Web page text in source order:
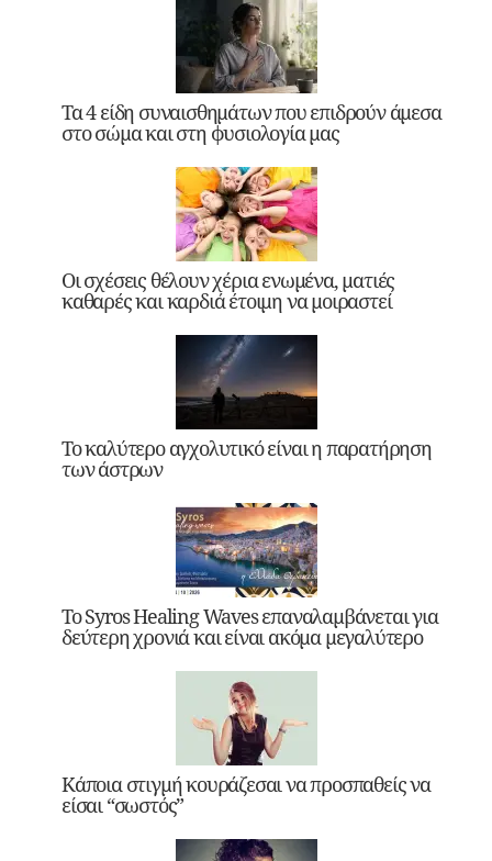
Τα 4 είδη συναισθημάτων που επιδρούν άμεσα
στο σώμα και στη φυσιολογία μας
Οι σχέσεις θέλουν χέρια ενωμένα, ματιές
καθαρές και καρδιά έτοιμη να μοιραστεί
Το καλύτερο αγχολυτικό είναι η παρατήρηση
των άστρων
Το Syros Healing Waves επαναλαμβάνεται για
δεύτερη χρονιά και είναι ακόμα μεγαλύτερο
Κάποια στιγμή κουράζεσαι να προσπαθείς να
είσαι “σωστός”